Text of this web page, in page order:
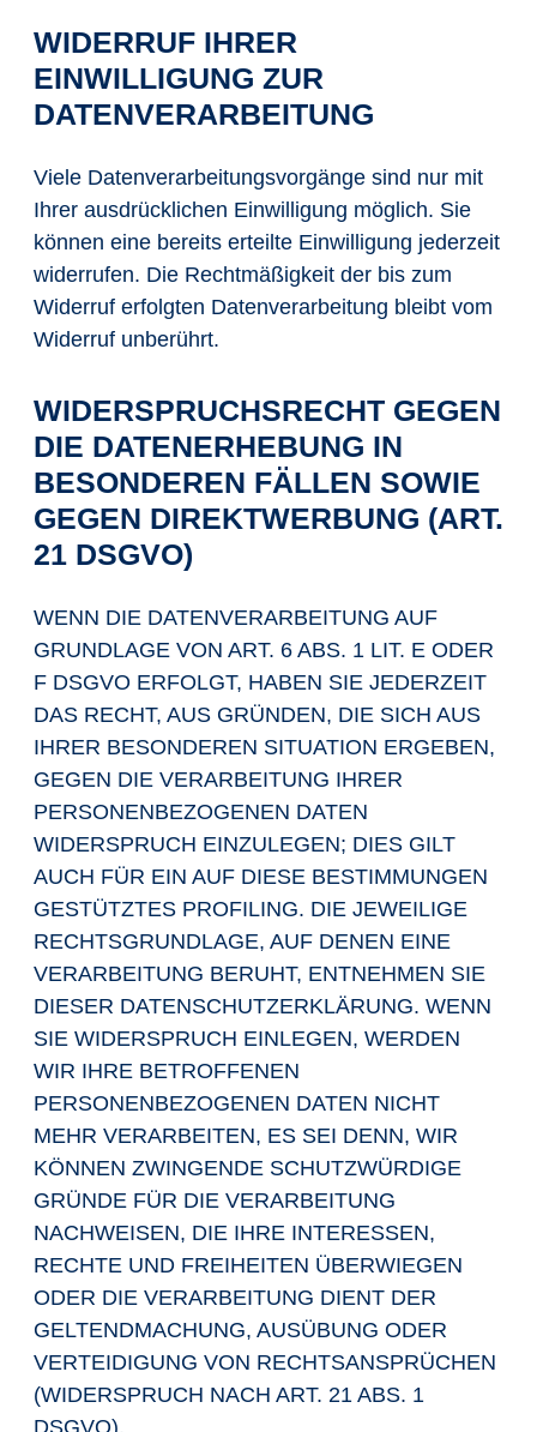
WIDERRUF IHRER
EINWILLIGUNG ZUR
DATENVERARBEITUNG
Viele Datenverarbeitungsvorgänge sind nur mit
Ihrer ausdrücklichen Einwilligung möglich. Sie
können eine bereits erteilte Einwilligung jederzeit
widerrufen. Die Rechtmäßigkeit der bis zum
Widerruf erfolgten Datenverarbeitung bleibt vom
Widerruf unberührt.
WIDERSPRUCHSRECHT GEGEN
DIE DATENERHEBUNG IN
BESONDEREN FÄLLEN SOWIE
GEGEN DIREKTWERBUNG (ART.
21 DSGVO)
WENN DIE DATENVERARBEITUNG AUF
GRUNDLAGE VON ART. 6 ABS. 1 LIT. E ODER
F DSGVO ERFOLGT, HABEN SIE JEDERZEIT
DAS RECHT, AUS GRÜNDEN, DIE SICH AUS
IHRER BESONDEREN SITUATION ERGEBEN,
GEGEN DIE VERARBEITUNG IHRER
PERSONENBEZOGENEN DATEN
WIDERSPRUCH EINZULEGEN; DIES GILT
AUCH FÜR EIN AUF DIESE BESTIMMUNGEN
GESTÜTZTES PROFILING. DIE JEWEILIGE
RECHTSGRUNDLAGE, AUF DENEN EINE
VERARBEITUNG BERUHT, ENTNEHMEN SIE
DIESER DATENSCHUTZERKLÄRUNG. WENN
SIE WIDERSPRUCH EINLEGEN, WERDEN
WIR IHRE BETROFFENEN
PERSONENBEZOGENEN DATEN NICHT
MEHR VERARBEITEN, ES SEI DENN, WIR
KÖNNEN ZWINGENDE SCHUTZWÜRDIGE
GRÜNDE FÜR DIE VERARBEITUNG
NACHWEISEN, DIE IHRE INTERESSEN,
RECHTE UND FREIHEITEN ÜBERWIEGEN
ODER DIE VERARBEITUNG DIENT DER
GELTENDMACHUNG, AUSÜBUNG ODER
VERTEIDIGUNG VON RECHTSANSPRÜCHEN
(WIDERSPRUCH NACH ART. 21 ABS. 1
DSGVO).